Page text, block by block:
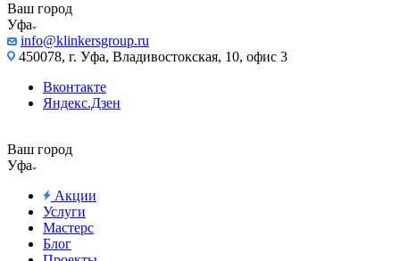
Ваш город
Уфа
info@klinkersgroup.ru
450078, г. Уфа, Владивостокская, 10, офис 3
Вконтакте
Яндекс.Дзен
Ваш город
Уфа
Акции
Услуги
Мастерс
Блог